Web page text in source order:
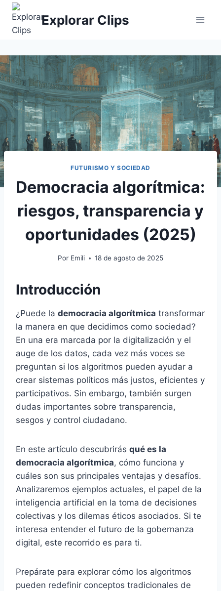
Saltar
contenido
Explorar Clips
FUTURISMO Y SOCIEDAD
Democracia algorítmica:
riesgos, transparencia y
oportunidades (2025)
Por Emili 18 de agosto de 2025
Introducción
¿Puede la democracia algorítmica transformar
la manera en que decidimos como sociedad?
En una era marcada por la digitalización y el
auge de los datos, cada vez más voces se
preguntan si los algoritmos pueden ayudar a
crear sistemas políticos más justos, eficientes y
participativos. Sin embargo, también surgen
dudas importantes sobre transparencia,
sesgos y control ciudadano.
En este artículo descubrirás qué es la
democracia algorítmica, cómo funciona y
cuáles son sus principales ventajas y desafíos.
Analizaremos ejemplos actuales, el papel de la
inteligencia artificial en la toma de decisiones
colectivas y los dilemas éticos asociados. Si te
interesa entender el futuro de la gobernanza
digital, este recorrido es para ti.
Prepárate para explorar cómo los algoritmos
pueden redefinir conceptos tradicionales de